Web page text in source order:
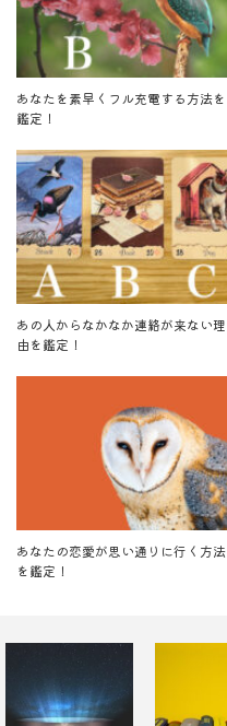
あなたを素早くフル充電する方法を
鑑定！
あの人からなかなか連絡が来ない理
由を鑑定！
あなたの恋愛が思い通りに行く方法
を鑑定！